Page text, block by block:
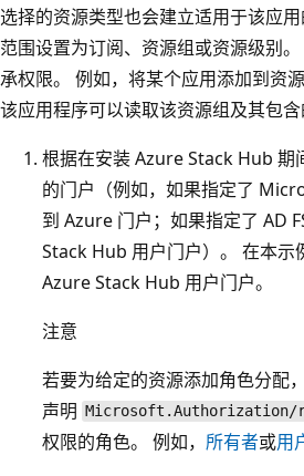
选择的资源类型也会建立适用于该应
范围设置为订阅、资源组或资源级别
承权限。 例如，将某个应用添加到资
该应用程序可以读取该资源组及其包含
根据在安装 Azure Stack Hub 期
的门户（例如，如果指定了
到 Azure 门户；如果指定了 AD
Stack Hub 用户门户）。 在本示
Azure Stack Hub 用户门户。
注意
若要为给定的资源添加角色分配
声明 Microsoft.Authorization/
权限的角色。 例如， 所有者或用